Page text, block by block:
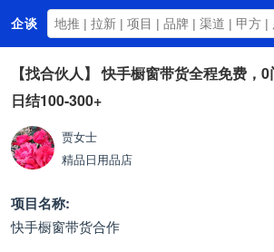
企谈
首页
商务资源
资讯动态
关于我们
【找合伙人】 快手橱窗带货全程免费，0
日结100-300+
贾女士
精品日用品店
项目名称:
快手橱窗带货合作